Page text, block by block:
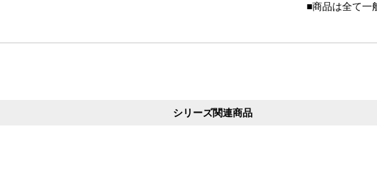
■商品は全て一
シリーズ関連商品